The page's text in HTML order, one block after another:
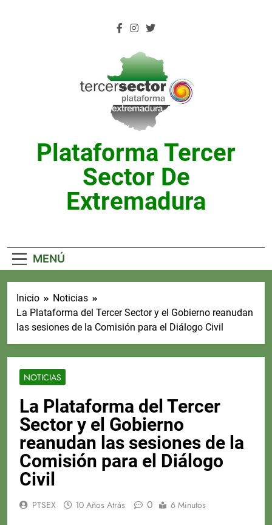
Plataforma Tercer
Sector De
Extremadura
MENÚ
Inicio
Noticias
La Plataforma del Tercer Sector y el Gobierno reanudan
las sesiones de la Comisión para el Diálogo Civil
NOTICIAS
La Plataforma del Tercer
Sector y el Gobierno
reanudan las sesiones de la
Comisión para el Diálogo
Civil
PTSEX 10 Años Atrás 0 6 Minutos